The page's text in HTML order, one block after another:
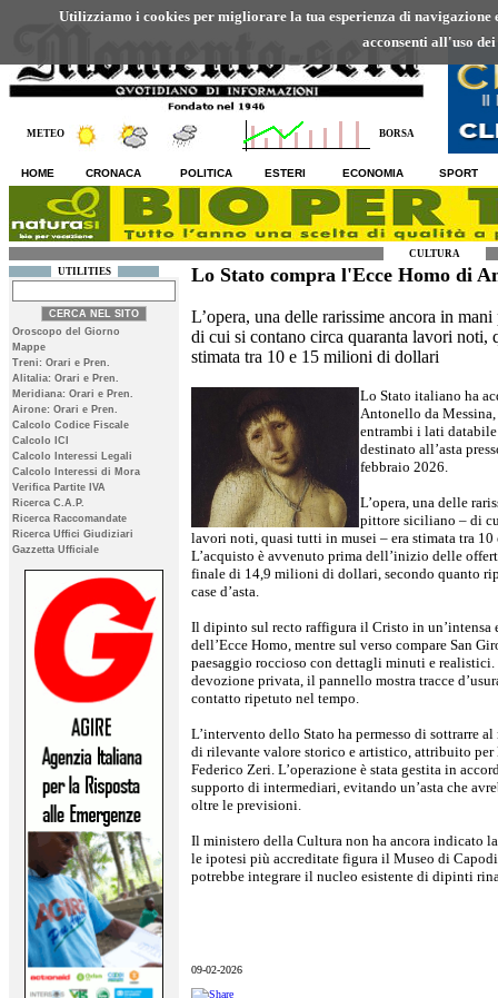
Utilizziamo i cookies per migliorare la tua esperienza di
acconsenti all'uso
METEO BORSA
HOME CRONACA POLITICA ESTERI ECONOMIA SPORT
CULTURA
UTILITIES
Oroscopo del Giorno
Mappe
Treni: Orari e Pren.
Alitalia: Orari e Pren.
Meridiana: Orari e Pren.
Airone: Orari e Pren.
Calcolo Codice Fiscale
Calcolo ICI
Calcolo Interessi Legali
Calcolo Interessi di Mora
Verifica Partite IVA
Ricerca C.A.P.
Ricerca Raccomandate
Ricerca Uffici Giudiziari
Gazzetta Ufficiale
Lo Stato compra l'Ecce Homo di
L’opera, una delle rarissime ancora in
di cui si contano circa quaranta lavori noti,
stimata tra 10 e 15 milioni di dollari
Lo Stato italiano ha
Antonello da
entrambi i lati
destinato all’asta
febbraio 2026.
L’opera, una delle
pittore siciliano – di
lavori noti, quasi tutti in musei – era stimata tra
L’acquisto è avvenuto prima dell’inizio delle
finale di 14,9 milioni di dollari, secondo quanto
case d’asta.
Il dipinto sul recto raffigura il Cristo in un’intensa
dell’Ecce Homo, mentre sul verso compare San
paesaggio roccioso con dettagli minuti e
devozione privata, il pannello mostra tracce
contatto ripetuto nel tempo.
L’intervento dello Stato ha permesso di sottrarre
di rilevante valore storico e artistico, attribuito
Federico Zeri. L’operazione è stata gestita in
supporto di intermediari, evitando un’asta che
oltre le previsioni.
Il ministero della Cultura non ha ancora indicato
le ipotesi più accreditate figura il Museo di
potrebbe integrare il nucleo esistente di dipinti
09-02-2026